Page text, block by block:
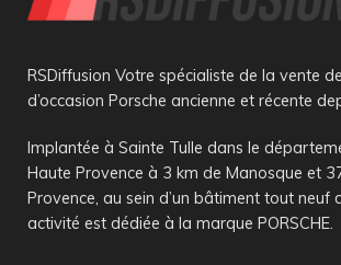
RSDiffusion Votre spécialiste de la vente
d’occasion Porsche ancienne et récente
Implantée à Sainte Tulle dans le
Haute Provence à 3 km de Manosque et
Provence, au sein d’un bâtiment tout neuf
activité est dédiée à la marque PORSCHE.